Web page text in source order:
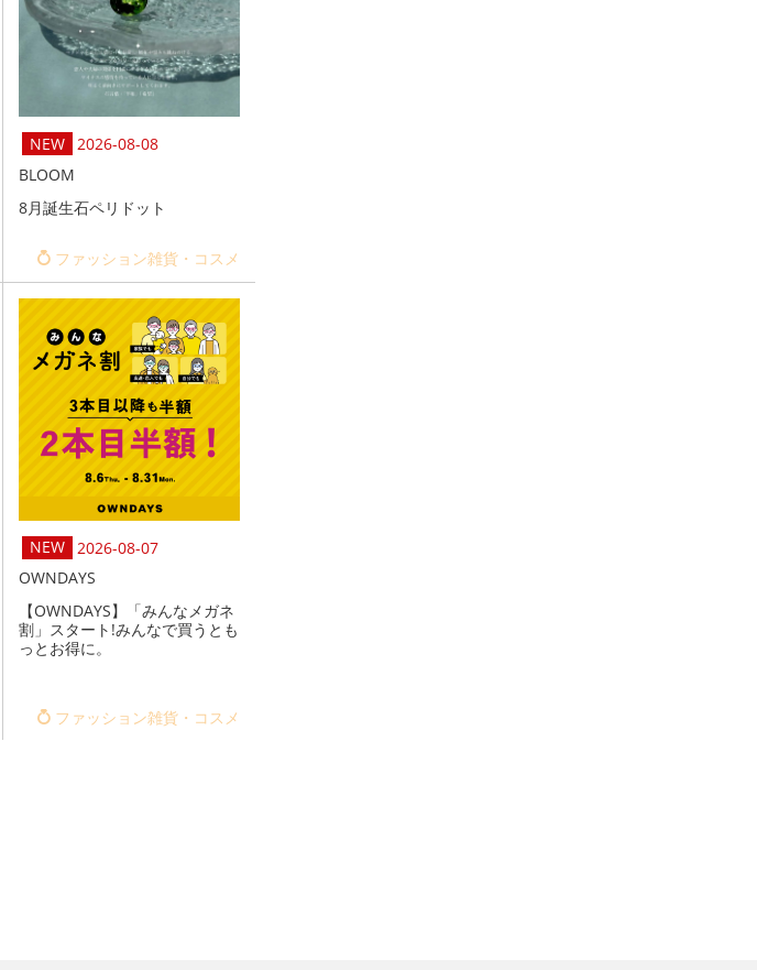
2026-08-08
BLOOM
8月誕生石ペリドット
ファッション雑貨・コスメ
2026-08-07
OWNDAYS
【OWNDAYS】「みんなメガネ
割」スタート!みんなで買うとも
っとお得に。
ファッション雑貨・コスメ